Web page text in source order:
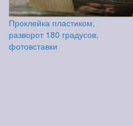
Проклейка пластиком,
разворот 180 градусов,
фотовставки